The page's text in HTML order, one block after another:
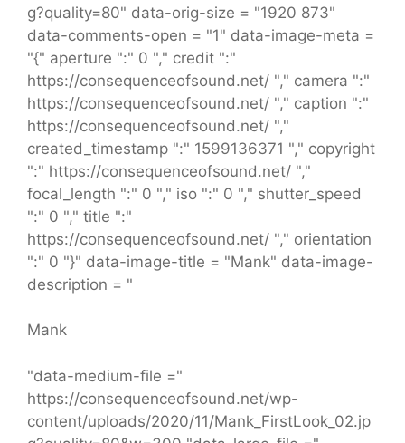
g?quality=80" data-orig-size = "1920 873"
data-comments-open = "1" data-image-meta =
"{" aperture ":" 0 "," credit ":"
https://consequenceofsound.net/ "," camera ":"
https://consequenceofsound.net/ "," caption ":"
https://consequenceofsound.net/ ","
created_timestamp ":" 1599136371 "," copyright
":" https://consequenceofsound.net/ ","
focal_length ":" 0 "," iso ":" 0 "," shutter_speed
":" 0 "," title ":"
https://consequenceofsound.net/ "," orientation
":" 0 "}" data-image-title = "Mank" data-image-
description = "
Mank
"data-medium-file ="
https://consequenceofsound.net/wp-
content/uploads/2020/11/Mank_FirstLook_02.jp